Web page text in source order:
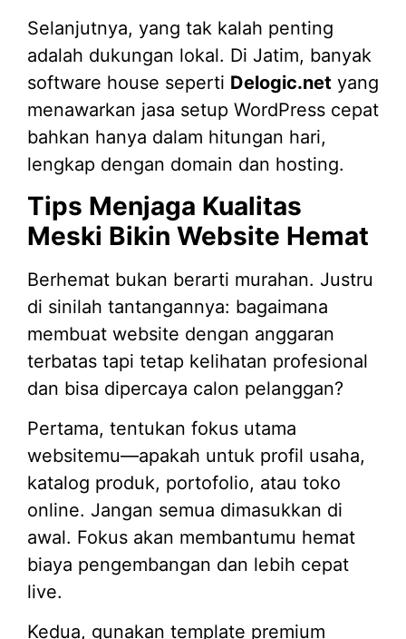
Selanjutnya, yang tak kalah penting
adalah dukungan lokal. Di Jatim, banyak
software house seperti Delogic.net yang
menawarkan jasa setup WordPress cepat
bahkan hanya dalam hitungan hari,
lengkap dengan domain dan hosting.
Tips Menjaga Kualitas
Meski Bikin Website Hemat
Berhemat bukan berarti murahan. Justru
di sinilah tantangannya: bagaimana
membuat website dengan anggaran
terbatas tapi tetap kelihatan profesional
dan bisa dipercaya calon pelanggan?
Pertama, tentukan fokus utama
websitemu—apakah untuk profil usaha,
katalog produk, portofolio, atau toko
online. Jangan semua dimasukkan di
awal. Fokus akan membantumu hemat
biaya pengembangan dan lebih cepat
live.
Kedua, gunakan template premium